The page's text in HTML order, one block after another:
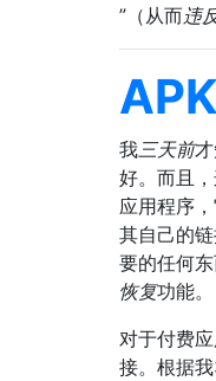
”（从而违
我 三天前
好。而且
应用程序
其自己的
要的任何
恢复功能。
对于付费
接。根据